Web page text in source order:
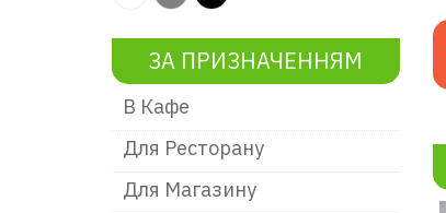
ЗА ПРИЗНАЧЕННЯМ
В Кафе
Для Ресторану
Для Магазину